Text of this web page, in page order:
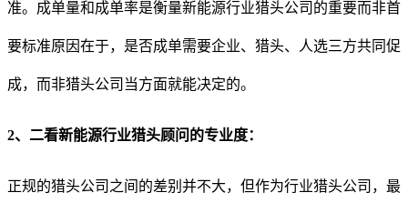
准。成单量和成单率是衡量新能源行业猎头公司的重要而非首
要标准原因在于，是否成单需要企业、猎头、人选三方共同促
成，而非猎头公司当方面就能决定的。
2、 二看新能源行业猎头顾问的专业度：
正规的猎头公司之间的差别并不大，但作为行业猎头公司，最